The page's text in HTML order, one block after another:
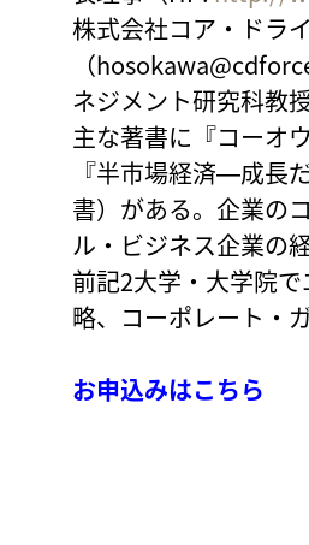
株式会社コア・ドラ
（
ネジメント研究科教
主な著書に『コーオ
『半市場経済―成長
書）がある。企業の
ル・ビジネス企業の
前記2大学・大学院
略、コーポレート・
お申込みはこちら